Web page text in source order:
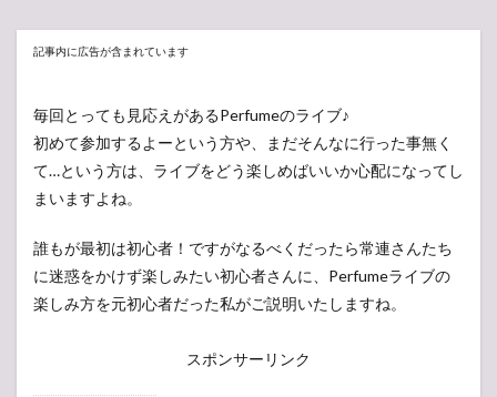
記事内に広告が含まれています
毎回とっても見応えがあるPerfumeのライブ♪
初めて参加するよーという方や、まだそんなに行った事無く
て…という方は、ライブをどう楽しめばいいか心配になってし
まいますよね。
誰もが最初は初心者！ですがなるべくだったら常連さんたち
に迷惑をかけず楽しみたい初心者さんに、Perfumeライブの
楽しみ方を元初心者だった私がご説明いたしますね。
スポンサーリンク